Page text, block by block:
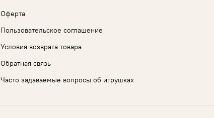
Оферта
Пользовательское соглашение
Условия возврата товара
Обратная связь
Часто задаваемые вопросы об игрушках